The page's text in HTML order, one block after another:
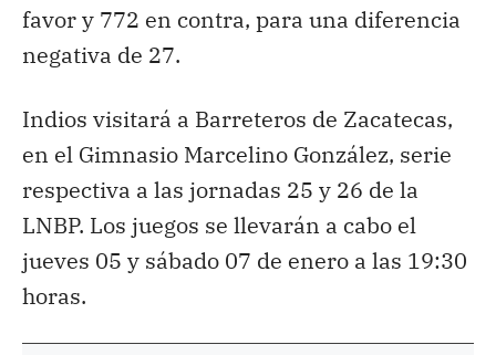
favor y 772 en contra, para una diferencia
negativa de 27.
Indios visitará a Barreteros de Zacatecas,
en el Gimnasio Marcelino González, serie
respectiva a las jornadas 25 y 26 de la
LNBP. Los juegos se llevarán a cabo el
jueves 05 y sábado 07 de enero a las 19:30
horas.